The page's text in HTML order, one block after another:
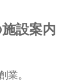
設案内
業。